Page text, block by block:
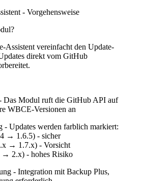
- Vorgehensweise
Assistent vereinfacht den Update-
direkt vom GitHub
Das Modul ruft die GitHub API auf
WBCE-Versionen an
- Updates werden farblich markiert:
→ 1.6.5) - sicher
→ 1.7.x) - Vorsicht
2.x) - hohes Risiko
- Integration mit Backup Plus,